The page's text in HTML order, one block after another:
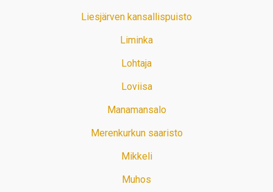
Liesjärven kansallispuisto
Liminka
Lohtaja
Loviisa
Manamansalo
Merenkurkun saaristo
Mikkeli
Muhos